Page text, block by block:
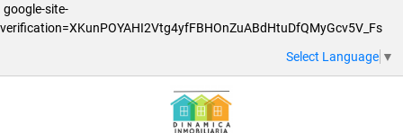
google-site-
verification=XKunPOYAHI2Vtg4yfFBHOnZuABdHtuDfQMyGcv5V_Fs
Select Language ▼